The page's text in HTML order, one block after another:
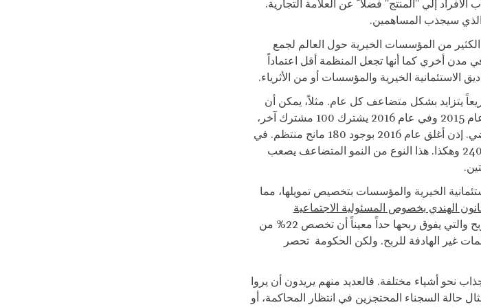
إلي "المنتج" فضلا ً عن العلامة التجارية.
الذي سيجذب المساهمين.
الكثير من المؤسسات الخيرية حول العالم لجمع
مدن أخري كما أنها تجعل المنظمة أقل اعتماداً
الخيرية والمؤسسات أو من الأثرياء.
ريعاً يتزايد بشكل متضاعف كل عام. مثلاً، يمكن أن
يشترك 100 مانح منتظم في المؤسسة في عام 2015 وفي عام 2016 يشترك 100 مشترك آخر،
ولكن قد انسحب 20 مشتركاً من العام الماضي. إذن أغلق عام 2016 بوجود 180 مانح منتظم. في
عام 2017 هذا الرقم في الغالب سيصل إلي 240 وهكذا. هذا النوع من النمو المتضاعف يصعب
الخيرية والمؤسسات بتخصيص تمويلها، مما
الهندي بخصوص المسئولية الاجتماعية
يطالب جميع الشركات الهادفة للربح والتي يفوق ربحها حداً معيناً أن تخصص 22% من
غير الهادفة للربح. ولكن الحكومة تحصر
نحو أشياء مختلفة. فالعديد منهم يريدون أن يروا
حالة السجناء المحتجزين في انتظار المحاكمة، أو